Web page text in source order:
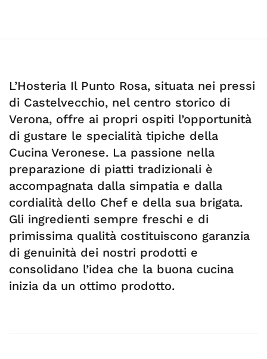
L’Hosteria Il Punto Rosa, situata nei pressi
di Castelvecchio, nel centro storico di
Verona, offre ai propri ospiti l’opportunità
di gustare le specialità tipiche della
Cucina Veronese. La passione nella
preparazione di piatti tradizionali è
accompagnata dalla simpatia e dalla
cordialità dello Chef e della sua brigata.
Gli ingredienti sempre freschi e di
primissima qualità costituiscono garanzia
di genuinità dei nostri prodotti e
consolidano l’idea che la buona cucina
inizia da un ottimo prodotto.